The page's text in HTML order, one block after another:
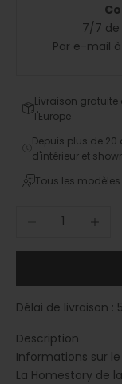
7/7 de
Par e-mail
Livraison
l'Europe
Depuis plus de
d'intérieur et
Tous les
Diminuer la quantité
Délai de livraison :
Description
Informations sur
La Homestory de